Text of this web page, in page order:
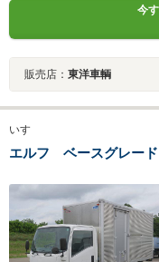
今
販売店： 東洋車輌
いすゞ
エルフ ベースグレー